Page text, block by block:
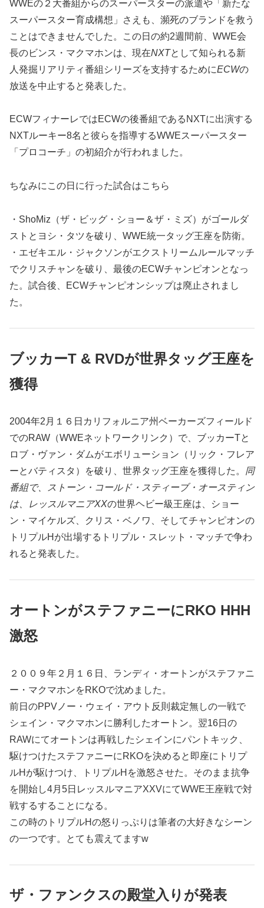
WWEの２大番組からのスーパースターの派遣や「新たな
スーパースター育成構想」さえも、瀕死のブランドを救う
ことはできませんでした。この日の約2週間前、WWE会
長のビンス・マクマホンは、現在NXTとして知られる新
人発掘リアリティ番組シリーズを支持するためにECWの
放送を中止すると発表した。
ECWフィナーレではECWの後番組であるNXTに出演する
NXTルーキー8名と彼らを指導するWWEスーパースター
「プロコーチ」の初紹介が行われました。
ちなみにこの日に行った試合はこちら
・ShoMiz（ザ・ビッグ・ショー＆ザ・ミズ）がゴールダ
ストとヨシ・タツを破り、WWE統一タッグ王座を防衛。
・エゼキエル・ジャクソンがエクストリームルールマッチ
でクリスチャンを破り、最後のECWチャンピオンとなっ
た。試合後、ECWチャンピオンシップは廃止されまし
た。
ブッカーT & RVDが世界タッグ王座を
獲得
2004年2月１６日カリフォルニア州ベーカーズフィールド
でのRAW（WWEネットワークリンク）で、ブッカーTと
ロブ・ヴァン・ダムがエボリューション（リック・フレア
ーとバティスタ）を破り、世界タッグ王座を獲得した。 同
番組で、ストーン・コールド・スティーブ・オースティン
は、レッスルマニアXXの世界ヘビー級王座は、ショー
ン・マイケルズ、クリス・ベノワ、そしてチャンピオンの
トリプルHが出場するトリプル・スレット・マッチで争わ
れると発表した。
オートンがステファニーにRKO HHH
激怒
２００９年２月１６日、ランディ・オートンがステファニ
ー・マクマホンをRKOで沈めました。
前日のPPVノー・ウェイ・アウト反則裁定無しの一戦で
シェイン・マクマホンに勝利したオートン。翌16日の
RAWにてオートンは再戦したシェインにパントキック、
駆けつけたステファニーにRKOを決めると即座にトリプ
ルHが駆けつけ、トリプルHを激怒させた。そのまま抗争
を開始し4月5日レッスルマニアXXVにてWWE王座戦で対
戦するすることになる。
この時のトリプルHの怒りっぷりは筆者の大好きなシーン
の一つです。とても震えてますw
ザ・ファンクスの殿堂入りが発表